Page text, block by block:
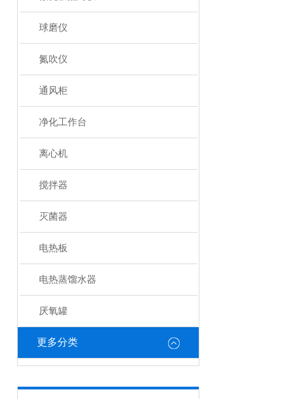
球磨仪
氮吹仪
通风柜
净化工作台
离心机
搅拌器
灭菌器
电热板
电热蒸馏水器
厌氧罐
更多分类